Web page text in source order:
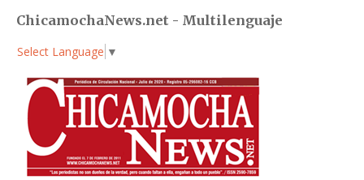
ChicamochaNews.net - Multilenguaje
Select Language ▼